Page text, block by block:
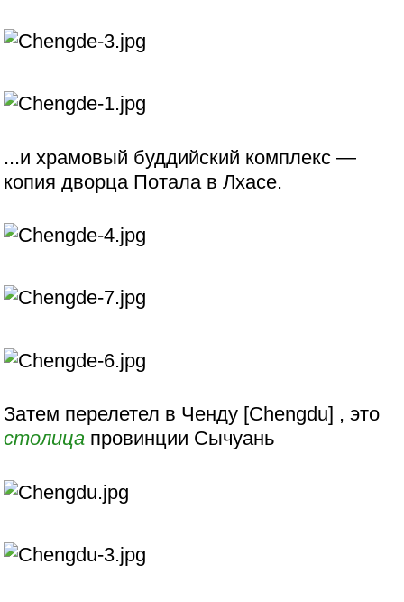
...и храмовый буддийский комплекс —
копия дворца Потала в Лхасе.
Затем перелетел в Ченду [Chengdu] , это
столица провинции Сычуань